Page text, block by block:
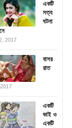
একটি
সত্য
ঘটনা
2017
বাসর
রাত
একটি
ভাই ও
একটি